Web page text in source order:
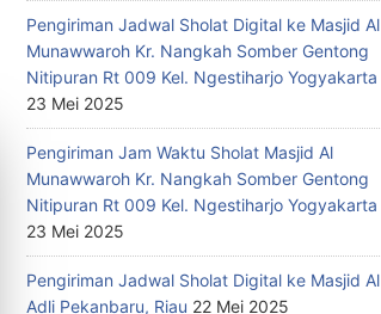
Pengiriman Jadwal Sholat Digital ke Masjid Al
Munawwaroh Kr. Nangkah Somber Gentong
Nitipuran Rt 009 Kel. Ngestiharjo Yogyakarta
23 Mei 2025
Pengiriman Jam Waktu Sholat Masjid Al
Munawwaroh Kr. Nangkah Somber Gentong
Nitipuran Rt 009 Kel. Ngestiharjo Yogyakarta
23 Mei 2025
Pengiriman Jadwal Sholat Digital ke Masjid Al
Adli Pekanbaru, Riau 22 Mei 2025